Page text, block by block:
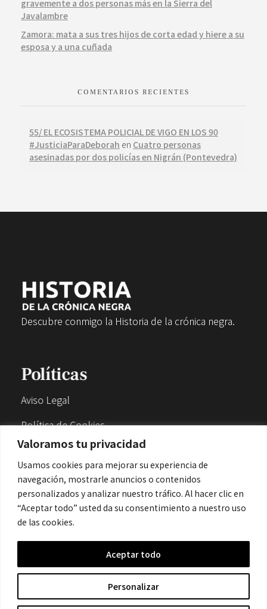
Valoramos tu privacidad
Usamos cookies para mejorar su experiencia de
navegación, mostrarle anuncios o contenidos
personalizados y analizar nuestro tráfico. Al hacer clic en
“Aceptar todo” usted da su consentimiento a nuestro uso
de las cookies.
Personalizar
Aceptar todo
gravemente a dos personas más en la Sierra del
Javalambre
Zamora: mata a sus tres hijos de corta edad y hiere a su
esposa y a una cuñada
COMENTARIOS RECIENTES
55/ EL ECOSISTEMA POLICIAL DE VIGO EN LOS 90
#JusticiaParaDeborah en Cuatro personas
asesinadas por dos policías en Nigrán (Pontevedra)
Descubre conmigo la Historia de la crónica negra.
Políticas
Aviso Legal
Política de Cookies
Política de Privacidad
Contacto
© 2026 Historia de la Crónica negra. All rights reserved.